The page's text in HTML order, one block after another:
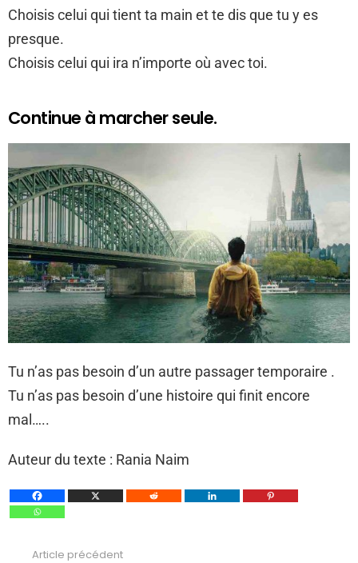
Choisis celui qui tient ta main et te dis que tu y es
presque.
Choisis celui qui ira n’importe où avec toi.
Continue à marcher seule.
Tu n’as pas besoin d’un autre passager temporaire .
Tu n’as pas besoin d’une histoire qui finit encore
mal…..
Auteur du texte : Rania Naim
Article précédent